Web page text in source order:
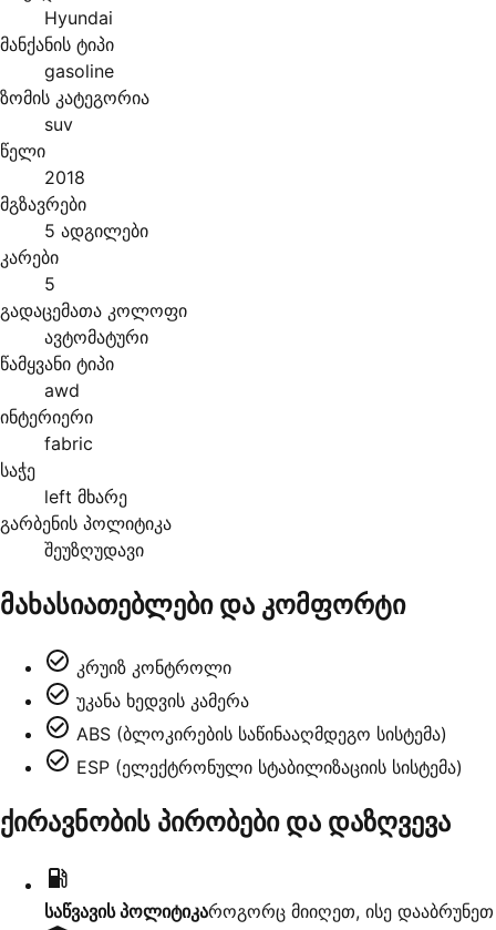
Hyundai
მანქანის ტიპი
gasoline
ზომის კატეგორია
suv
წელი
2018
მგზავრები
5 ადგილები
კარები
5
გადაცემათა კოლოფი
ავტომატური
წამყვანი ტიპი
awd
ინტერიერი
fabric
საჭე
left მხარე
გარბენის პოლიტიკა
შეუზღუდავი
მახასიათებლები და კომფორტი
კრუიზ კონტროლი
უკანა ხედვის კამერა
ABS (ბლოკირების საწინააღმდეგო სისტემა)
ESP (ელექტრონული სტაბილიზაციის სისტემა)
ქირავნობის პირობები და დაზღვევა
საწვავის პოლიტიკაროგორც მიიღეთ, ისე დააბრუნეთ